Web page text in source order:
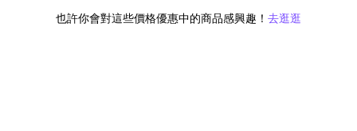
也許你會對這些價格優惠中的商品感興趣！ 去逛逛